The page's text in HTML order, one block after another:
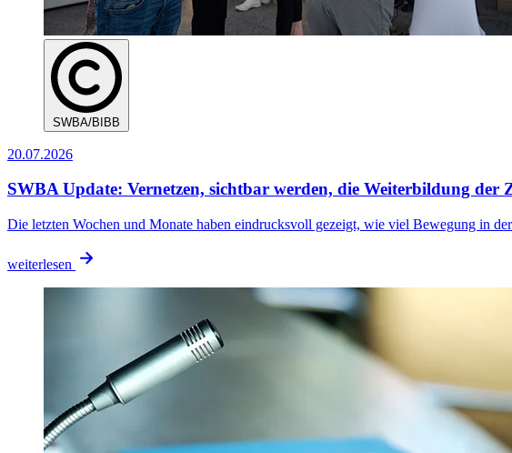
SWBA/BIBB
20.07.2026
SWBA Update: Vernetzen, sichtbar werden, die Weiterbildung
Die letzten Wochen und Monate haben eindrucksvoll gezeigt, wie viel Bewegung in
weiterlesen